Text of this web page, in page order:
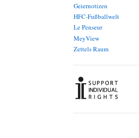
Geiernotizen
HFC-Fußballwelt
Le Penseur
MeyView
Zettels Raum